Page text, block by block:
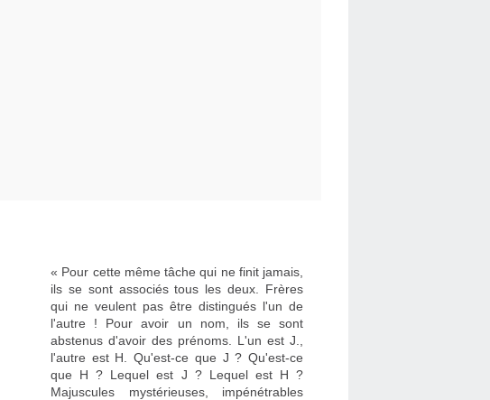
« Pour cette même tâche qui ne finit jamais,
ils se sont associés tous les deux. Frères
qui ne veulent pas être distingués l'un de
l'autre ! Pour avoir un nom, ils se sont
abstenus d'avoir des prénoms. L'un est J.,
l'autre est H. Qu'est-ce que J ? Qu'est-ce
que H ? Lequel est J ? Lequel est H ?
Majuscules mystérieuses, impénétrables